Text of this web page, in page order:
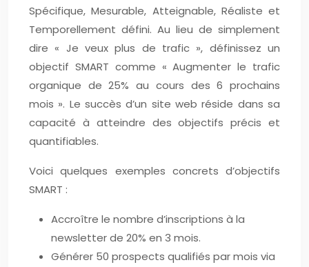
Spécifique, Mesurable, Atteignable, Réaliste et
Temporellement défini. Au lieu de simplement
dire « Je veux plus de trafic », définissez un
objectif SMART comme « Augmenter le trafic
organique de 25% au cours des 6 prochains
mois ». Le succès d’un site web réside dans sa
capacité à atteindre des objectifs précis et
quantifiables.
Voici quelques exemples concrets d’objectifs
SMART :
Accroître le nombre d’inscriptions à la
newsletter de 20% en 3 mois.
Générer 50 prospects qualifiés par mois via